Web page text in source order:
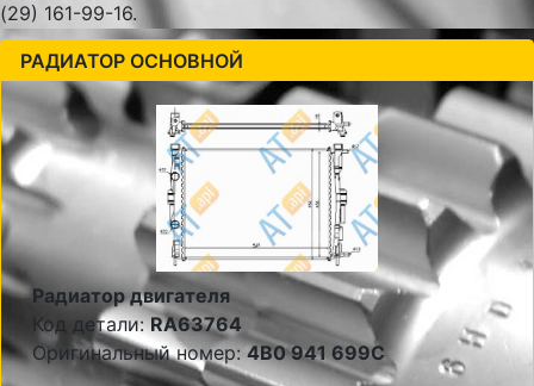
(29) 161-99-16.
РАДИАТОР ОСНОВНОЙ
Радиатор двигателя
Код детали:RA63764
Оригинальный номер:4B0 941 699C